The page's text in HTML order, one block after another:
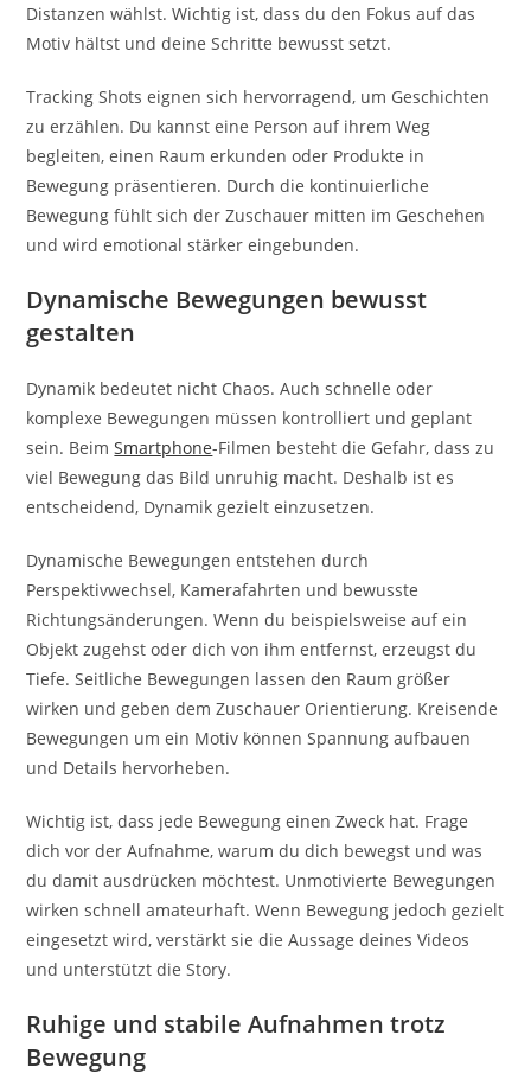
Distanzen wählst. Wichtig ist, dass du den Fokus auf das
Motiv hältst und deine Schritte bewusst setzt.
Tracking Shots eignen sich hervorragend, um Geschichten
zu erzählen. Du kannst eine Person auf ihrem Weg
begleiten, einen Raum erkunden oder Produkte in
Bewegung präsentieren. Durch die kontinuierliche
Bewegung fühlt sich der Zuschauer mitten im Geschehen
und wird emotional stärker eingebunden.
Dynamische Bewegungen bewusst
gestalten
Dynamik bedeutet nicht Chaos. Auch schnelle oder
komplexe Bewegungen müssen kontrolliert und geplant
sein. BeimSmartphone-Filmen besteht die Gefahr, dass zu
viel Bewegung das Bild unruhig macht. Deshalb ist es
entscheidend, Dynamik gezielt einzusetzen.
Dynamische Bewegungen entstehen durch
Perspektivwechsel, Kamerafahrten und bewusste
Richtungsänderungen. Wenn du beispielsweise auf ein
Objekt zugehst oder dich von ihm entfernst, erzeugst du
Tiefe. Seitliche Bewegungen lassen den Raum größer
wirken und geben dem Zuschauer Orientierung. Kreisende
Bewegungen um ein Motiv können Spannung aufbauen
und Details hervorheben.
Wichtig ist, dass jede Bewegung einen Zweck hat. Frage
dich vor der Aufnahme, warum du dich bewegst und was
du damit ausdrücken möchtest. Unmotivierte Bewegungen
wirken schnell amateurhaft. Wenn Bewegung jedoch gezielt
eingesetzt wird, verstärkt sie die Aussage deines Videos
und unterstützt die Story.
Ruhige und stabile Aufnahmen trotz
Bewegung